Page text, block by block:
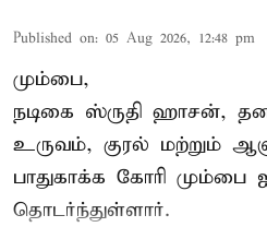
Published on: 05 Aug 2026, 12:48 pm
மும்பை,
நடிகை ஸ்ருதி ஹாசன்,
உருவம், குரல் மற்றும்
பாதுகாக்க கோரி மும்பை
தொடர்ந்துள்ளார்.